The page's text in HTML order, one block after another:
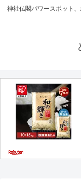
神社仏閣パワースポット